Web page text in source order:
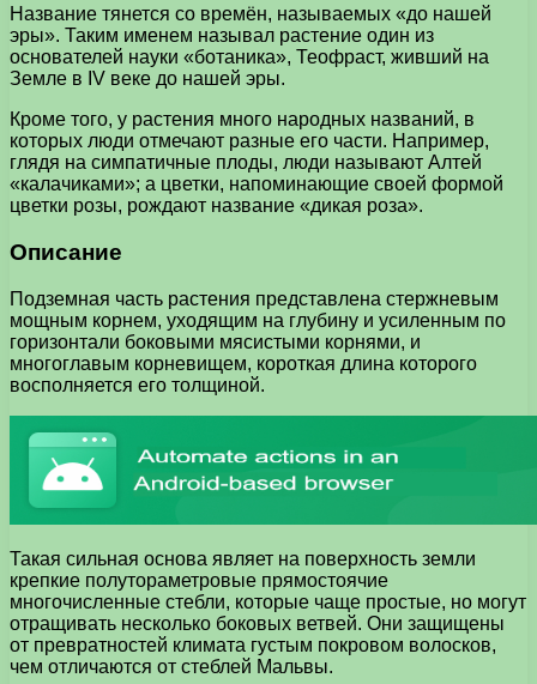
Название тянется со времён, называемых «до нашей
эры». Таким именем называл растение один из
основателей науки «ботаника», Теофраст, живший на
Земле в IV веке до нашей эры.
Кроме того, у растения много народных названий, в
которых люди отмечают разные его части. Например,
глядя на симпатичные плоды, люди называют Алтей
«калачиками»; а цветки, напоминающие своей формой
цветки розы, рождают название «дикая роза».
Описание
Подземная часть растения представлена стержневым
мощным корнем, уходящим на глубину и усиленным по
горизонтали боковыми мясистыми корнями, и
многоглавым корневищем, короткая длина которого
восполняется его толщиной.
Такая сильная основа являет на поверхность земли
крепкие полутораметровые прямостоячие
многочисленные стебли, которые чаще простые, но могут
отращивать несколько боковых ветвей. Они защищены
от превратностей климата густым покровом волосков,
чем отличаются от стеблей Мальвы.